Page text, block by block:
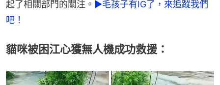
起了相關部門的關注。 ►毛孩子有IG了，來追蹤我們
吧！
貓咪被困江心獲無人機成功救援：